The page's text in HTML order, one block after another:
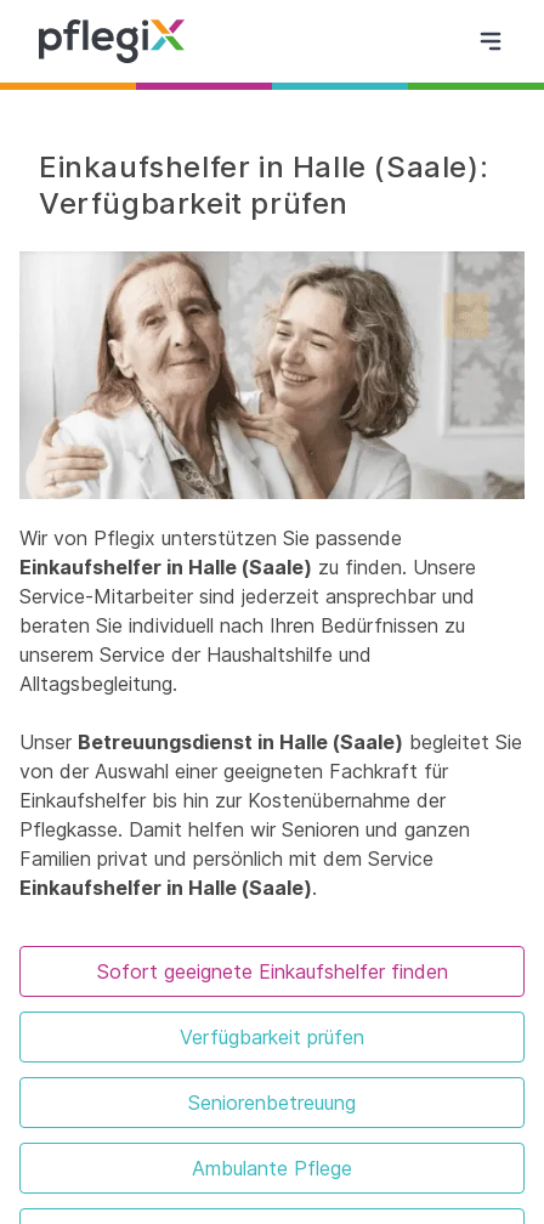
Einkaufshelfer in Halle (Saale):
Verfügbarkeit prüfen
Wir von Pflegix unterstützen Sie passende
Einkaufshelfer in Halle (Saale) zu finden. Unsere
Service-Mitarbeiter sind jederzeit ansprechbar und
beraten Sie individuell nach Ihren Bedürfnissen zu
unserem Service der Haushaltshilfe und
Alltagsbegleitung.
Unser Betreuungsdienst in Halle (Saale) begleitet Sie
von der Auswahl einer geeigneten Fachkraft für
Einkaufshelfer bis hin zur Kostenübernahme der
Pflegkasse. Damit helfen wir Senioren und ganzen
Familien privat und persönlich mit dem Service
Einkaufshelfer in Halle (Saale).
Sofort geeignete Einkaufshelfer finden
Verfügbarkeit prüfen
Seniorenbetreuung
Ambulante Pflege